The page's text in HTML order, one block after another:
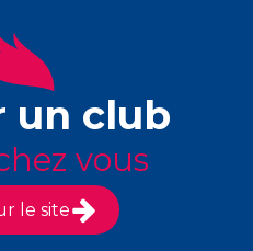
un club
vous
le site